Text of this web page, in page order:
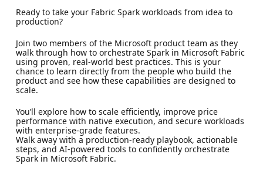
Ready to take your Fabric Spark workloads from idea to
production?
Join two members of the Microsoft product team as they
walk through how to orchestrate Spark in Microsoft Fabric
using proven, real-world best practices. This is your
chance to learn directly from the people who build the
product and see how these capabilities are designed to
scale.
You’ll explore how to scale efficiently, improve price
performance with native execution, and secure workloads
with enterprise-grade features.
Walk away with a production-ready playbook, actionable
steps, and AI-powered tools to confidently orchestrate
Spark in Microsoft Fabric.